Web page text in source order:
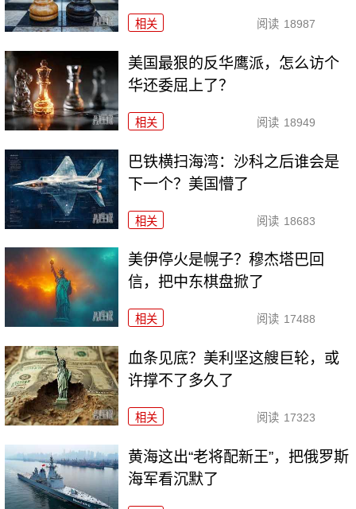
相关 阅读 18987
美国最狠的反华鹰派，怎么访个
华还委屈上了？
相关 阅读 18949
巴铁横扫海湾：沙科之后谁会是
下一个？美国懵了
相关 阅读 18683
美伊停火是幌子？穆杰塔巴回
信，把中东棋盘掀了
相关 阅读 17488
血条见底？美利坚这艘巨轮，或
许撑不了多久了
相关 阅读 17323
黄海这出“老将配新王”，把俄罗斯
海军看沉默了